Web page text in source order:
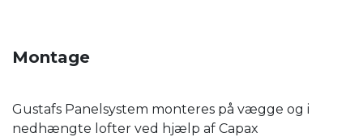
Montage
Gustafs Panelsystem monteres på vægge og i
nedhængte lofter ved hjælp af Capax